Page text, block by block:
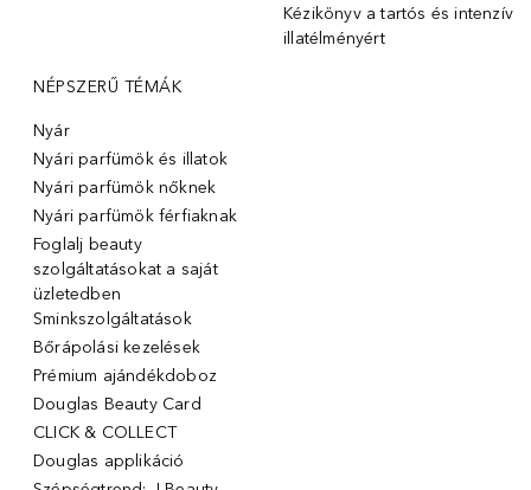
Kézikönyv a tartós és intenzív
illatélményért
NÉPSZERŰ TÉMÁK
Nyár
Nyári parfümök és illatok
Nyári parfümök nőknek
Nyári parfümök férfiaknak
Foglalj beauty
szolgáltatásokat a saját
üzletedben
Sminkszolgáltatások
Bőrápolási kezelések
Prémium ajándékdoboz
Douglas Beauty Card
CLICK & COLLECT
Douglas applikáció